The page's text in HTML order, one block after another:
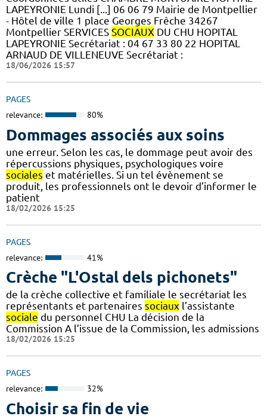
LAPEYRONIE Lundi [...] 06 06 79 Mairie de Montpellier
- Hôtel de ville 1 place Georges Frêche 34267
Montpellier SERVICES SOCIAUX DU CHU HOPITAL
LAPEYRONIE Secrétariat : 04 67 33 80 22 HOPITAL
ARNAUD DE VILLENEUVE Secrétariat :
18/06/2026 15:57
PAGES
relevance: 80%
Dommages associés aux soins
une erreur. Selon les cas, le dommage peut avoir des
répercussions physiques, psychologiques voire
sociales et matérielles. Si un tel évènement se
produit, les professionnels ont le devoir d’informer le
patient
18/02/2026 15:25
PAGES
relevance: 41%
Crèche "L'Ostal dels pichonets"
de la crèche collective et familiale le secrétariat les
représentants et partenaires sociaux l’assistante
sociale du personnel CHU La décision de la
Commission A l’issue de la Commission, les admissions
18/02/2026 15:25
PAGES
relevance: 32%
Choisir sa fin de vie